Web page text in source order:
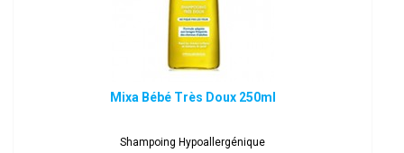
Mixa Bébé Très Doux 250ml
Shampoing Hypoallergénique